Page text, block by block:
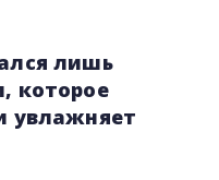
лишь
которое
увлажняет